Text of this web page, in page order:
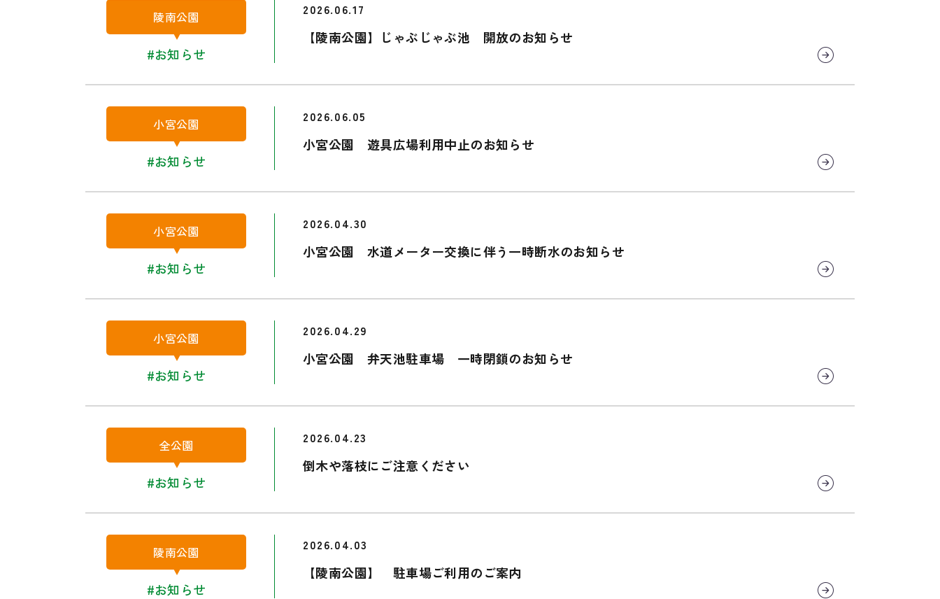
陵南公園
#お知らせ
2026.06.17
【陵南公園】じゃぶじゃぶ池 開放のお知らせ
小宮公園
#お知らせ
2026.06.05
小宮公園 遊具広場利用中止のお知らせ
小宮公園
#お知らせ
2026.04.30
小宮公園 水道メーター交換に伴う一時断水のお知らせ
小宮公園
#お知らせ
2026.04.29
小宮公園 弁天池駐車場 一時閉鎖のお知らせ
全公園
#お知らせ
2026.04.23
倒木や落枝にご注意ください
陵南公園
#お知らせ
2026.04.03
【陵南公園】 駐車場ご利用のご案内